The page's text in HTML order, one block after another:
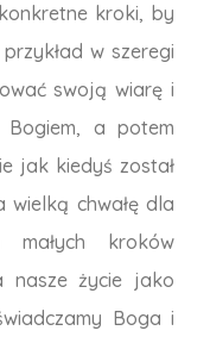
kroki, by
w szeregi
swoją wiarę i
a potem
jak kiedyś został
wielką chwałę dla
małych kroków
nasze życie jako
Boga i